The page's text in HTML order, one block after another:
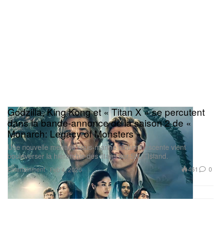
Entertainment
Godzilla, King Kong et « Titan X » se percutent
dans la bande-annonce de la saison 2 de «
Monarch: Legacy of Monsters »
Une nouvelle menace sous-marine bioluminescente vient
bouleverser la hiérarchie des titans sur Skull Island.
Feb 4, 2026 461 0